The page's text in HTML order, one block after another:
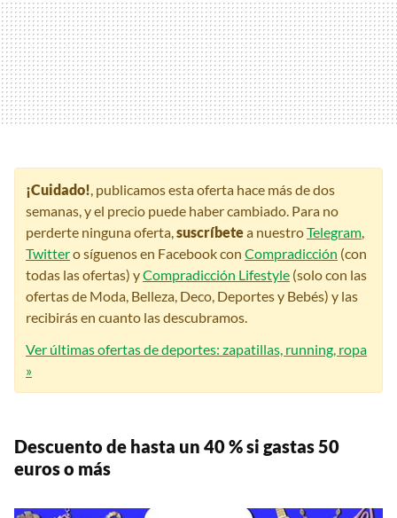
¡Cuidado!, publicamos esta oferta hace más de dos
semanas, y el precio puede haber cambiado. Para no
perderte ninguna oferta,suscríbetea nuestroTelegram,
Twittero síguenos en Facebook con Compradicción (con
todas las ofertas) yCompradicción Lifestyle (solo con las
ofertas de Moda, Belleza, Deco, Deportes y Bebés) y las
recibirás en cuanto las descubramos.
Ver últimas ofertas de deportes: zapatillas, running, ropa
»
Descuento de hasta un 40 % si gastas 50
euros o más